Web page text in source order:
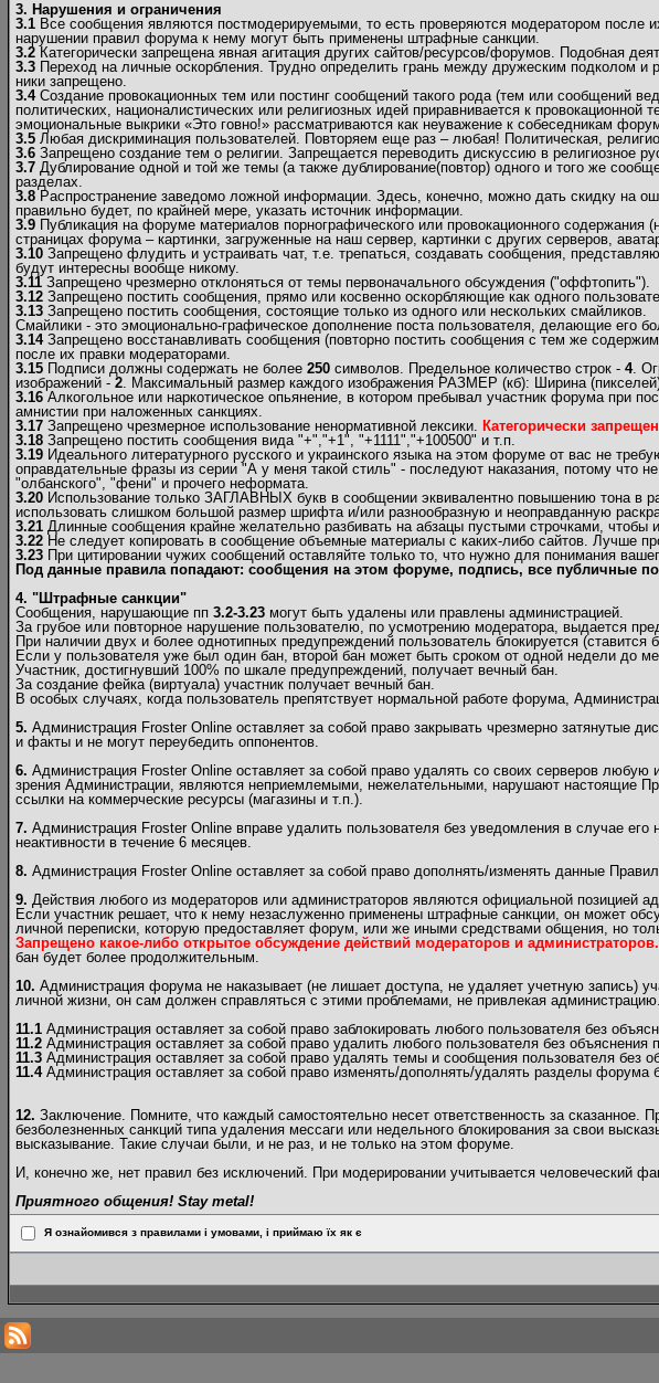
3. Нарушения и ограничения
3.1 Все сообщения являются постмодерируемыми, то есть проверяются модератором после
нарушении правил форума к нему могут быть применены штрафные санкции.
3.2 Категорически запрещена явная агитация других сайтов/ресурсов/форумов. Подобная
3.3 Переход на личные оскорбления. Трудно определить грань между дружеским подколом
ники запрещено.
3.4Создание провокационных тем или постинг сообщений такого рода (тем или сообщений
политических, националистических или религиозных идей приравнивается к
эмоциональные выкрики «Это говно!» рассматриваются как неуважение к собеседникам
3.5 Любая дискриминация пользователей. Повторяем еще раз – любая! Политическая,
3.6 Запрещено создание тем о религии. Запрещается переводить дискуссию в религиозное
3.7 Дублирование одной и той же темы (а также дублирование(повтор) одного и того же
разделах.
3.8 Распространение заведомо ложной информации. Здесь, конечно, можно дать скидку на
правильно будет, по крайней мере, указать источник информации.
3.9 Публикация на форуме материалов порнографического или провокационного
страницах форума – картинки, загруженные на наш сервер, картинки с других серверов,
3.10 Запрещено флудить и устраивать чат, т.е. трепаться, создавать сообщения,
будут интересны вообще никому.
3.11 Запрещено чрезмерно отклоняться от темы первоначального обсуждения ("оффтопить").
3.12 Запрещено постить сообщения, прямо или косвенно оскорбляющие как одного
3.13 Запрещено постить сообщения, состоящие только из одного или нескольких смайликов.
Смайлики - это эмоционально-графическое дополнение поста пользователя, делающие его
3.14Запрещено восстанавливать сообщения (повторно постить сообщения с тем же
после их правки модераторами.
3.15 Подписи должны содержать не более 250 символов. Предельное количество строк - 4.
изображений - 2. Максимальный размер каждого изображения РАЗМЕР (кб): Ширина
3.16 Алкогольное или наркотическое опьянение, в котором пребывал участник форума при
амнистии при наложенных санкциях.
3.17 Запрещено чрезмерное использование ненормативной лексики. Категорически
3.18 Запрещено постить сообщения вида "+","+1", "+1111","+100500" и т.п.
3.19 Идеального литературного русского и украинского языка на этом форуме от вас не
оправдательные фразы из серии "А у меня такой стиль" - последуют наказания, потому что
"олбанского", "фени" и прочего неформата.
3.20 Использование только ЗАГЛАВНЫХ букв в сообщении эквивалентно повышению тона в
использовать слишком большой размер шрифта и/или разнообразную и неоправданную
3.21 Длинные сообщения крайне желательно разбивать на абзацы пустыми строчками, чтобы
3.22 Не следует копировать в сообщение объемные материалы c каких-либо сайтов. Лучше
3.23 При цитировании чужих сообщений оставляйте только то, что нужно для понимания
Под данные правила попадают: сообщения на этом форуме, подпись, все публичные
4. "Штрафные санкции"
Сообщения, нарушающие пп 3.2-3.23 могут быть удалены или правлены администрацией.
За грубое или повторное нарушение пользователю, по усмотрению модератора, выдается
При наличии двух и более однотипных предупреждений пользователь блокируется (ставится
Если у пользователя уже был один бан, второй бан может быть сроком от одной недели до
Участник, достигнувший 100% по шкале предупреждений, получает вечный бан.
За создание фейка (виртуала) участник получает вечный бан.
В особых случаях, когда пользователь препятствует нормальной работе форума,
5. Администрация Froster Online оставляет за собой право закрывать чрезмерно затянутые
и факты и не могут переубедить оппонентов.
6. Администрация Froster Online оставляет за собой право удалять со своих серверов
зрения Администрации, являются неприемлемыми, нежелательными, нарушают настоящие
ссылки на коммерческие ресурсы (магазины и т.п.).
7. Администрация Froster Online вправе удалить пользователя без уведомления в случае
неактивности в течение 6 месяцев.
8. Администрация Froster Online оставляет за собой право дополнять/изменять данные
9. Действия любого из модераторов или администраторов являются официальной
Если участник решает, что к нему незаслуженно применены штрафные санкции, он может
личной переписки, которую предоставляет форум, или же иными средствами общения, но
Запрещено какое-либо открытое обсуждение действий модераторов и администраторов.
бан будет более продолжительным.
10. Администрация форума не наказывает (не лишает доступа, не удаляет учетную запись)
личной жизни, он сам должен справляться с этими проблемами, не привлекая администрацию.
11.1 Администрация оставляет за собой право заблокировать любого пользователя без
11.2 Администрация оставляет за собой право удалить любого пользователя без объяснения
11.3 Администрация оставляет за собой право удалять темы и сообщения пользователя без
11.4Администрация оставляет за собой право изменять/дополнять/удалять разделы форума
12. Заключение. Помните, что каждый самостоятельно несет ответственность за
безболезненных санкций типа удаления мессаги или недельного блокирования за свои
высказывание. Такие случаи были, и не раз, и не только на этом форуме.
И, конечно же, нет правил без исключений. При модерировании учитывается человеческий
Приятного общения! Stay metal!
Я ознайомився з правилами і умовами, і приймаю їх як є